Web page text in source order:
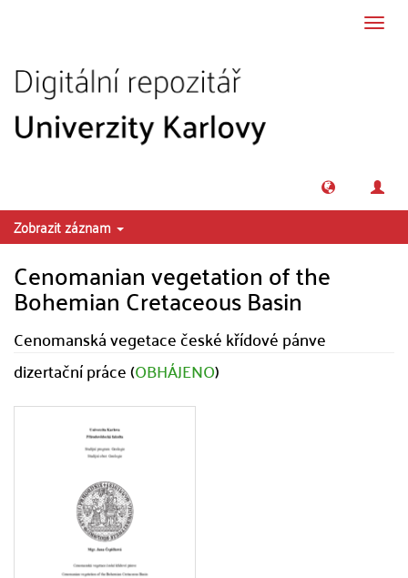
Zobrazit záznam
Cenomanian vegetation of the
Bohemian Cretaceous Basin
Cenomanská vegetace české křídové pánve
dizertační práce (OBHÁJENO)